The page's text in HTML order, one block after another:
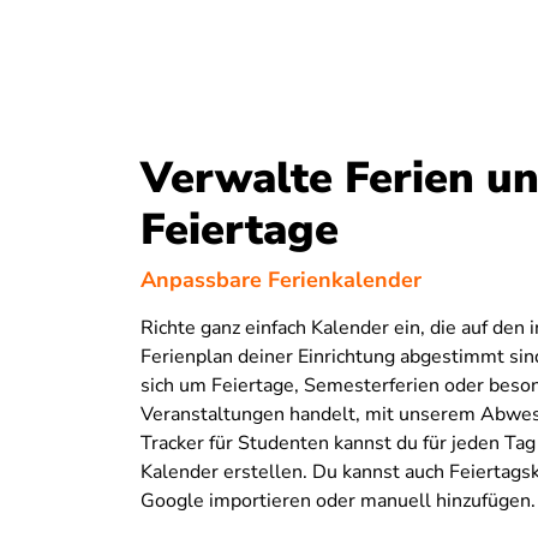
Verwalte Ferien
Feiertage
Anpassbare Ferienkalender
Richte ganz einfach Kalender ein, die auf den
Ferienplan deiner Einrichtung abgestimmt
sich um Feiertage, Semesterferien oder
Veranstaltungen handelt, mit unserem
Tracker für Studenten kannst du für jeden
Kalender erstellen. Du kannst auch
Google importieren oder manuell hinzufügen.